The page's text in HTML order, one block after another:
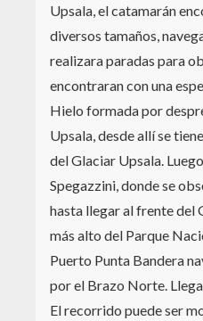
Upsala, el catamarán
diversos tamaños,
realizara paradas para
encontraran con una
Hielo formada por
Upsala, desde allí se
del Glaciar Upsala.
Spegazzini, donde se
hasta llegar al frente del
más alto del Parque
Puerto Punta Bandera
por el Brazo Norte.
El recorrido puede ser